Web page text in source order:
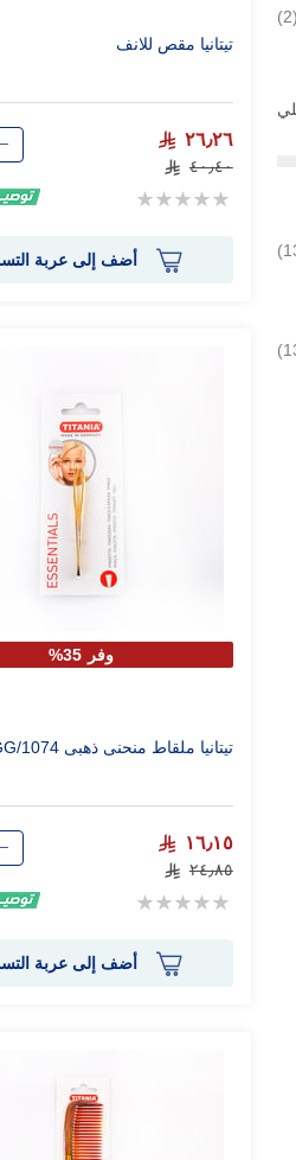
تيتانيا مقص للانف
٢٦٫٢٦
٤٠٫٤٠
Rating:
أضف إلى عربة
وفر 35%
تيتانيا ملقاط منحنى ذهبى 1074/GG
١٦٫١٥
٢٤٫٨٥
Rating:
أضف إلى عربة
2قطع
قطع
قطع